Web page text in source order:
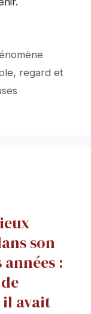
, regard et
son
:
avait